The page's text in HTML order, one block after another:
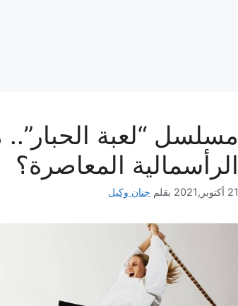
مسلسل “لعبة
الرأسمالية المعاصرة؟
21 أكتوبر,2021 بقلم جنان وكيل